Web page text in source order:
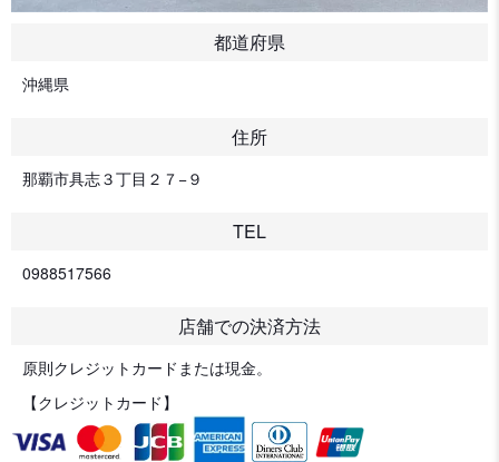
都道府県
沖縄県
住所
那覇市具志３丁目２７−９
TEL
0988517566
店舗での決済方法
原則クレジットカードまたは現金。
【クレジットカード】